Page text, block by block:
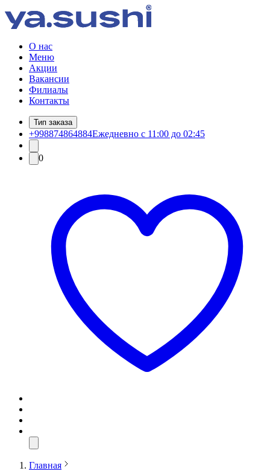
О нас
Меню
Акции
Вакансии
Филиалы
Контакты
Тип заказа
+998874864884Ежедневно с 11:00 до 02:45
0
Главная